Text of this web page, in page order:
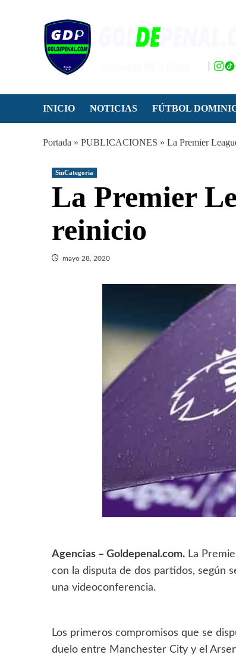
INICIO NOTICIAS FÚTBOL
Portada » PUBLICACIONES » La Premier
SinCategoria
La Premier
reinicio
mayo 28, 2020
Agencias – Goldepenal.com. La
con la disputa de dos partidos, según
una videoconferencia.
Los primeros compromisos que se
duelo entre Manchester City y el